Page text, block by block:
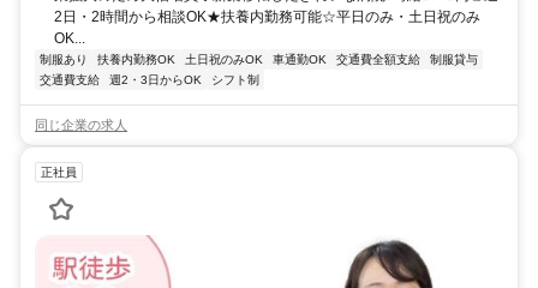
2日・2時間から相談OK★扶養内勤務可能☆平日のみ・土日祝のみ
OK...
制服あり 扶養内勤務OK 土日祝のみOK 車通勤OK 交通費全額支給
制服貸与
交通費支給
週2・3日からOK シフト制
同じ企業の求人
正社員